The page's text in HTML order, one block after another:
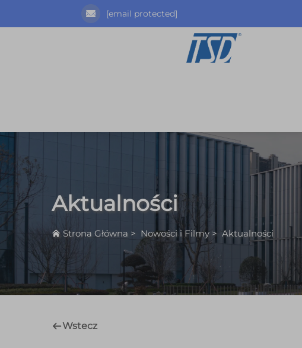
[email protected]
Aktualności
Strona Główna > Nowości i Filmy > Aktualności
Wstecz